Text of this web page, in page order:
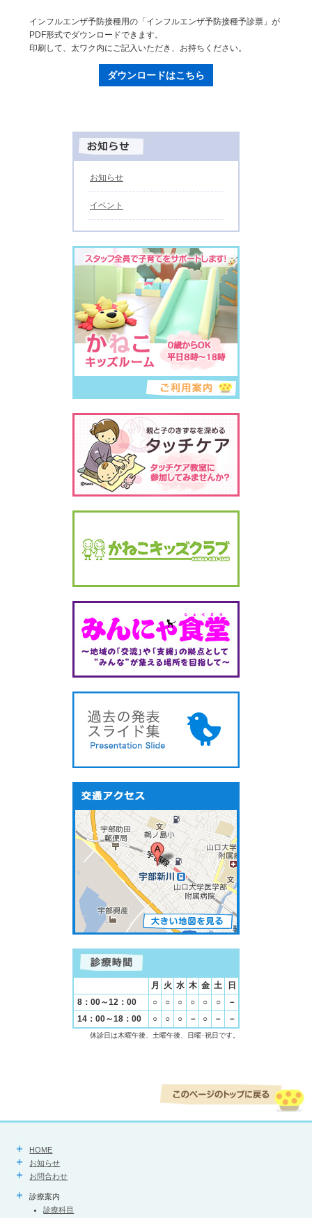
インフルエンザ予防接種用の「インフルエンザ予防接種予診票」が
PDF形式でダウンロードできます。
印刷して、太ワク内にご記入いただき、お持ちください。
ダウンロードはこちら
お知らせ
イベント
月 火 水 木 金 土
日
8：00～12：00
○ ○ ○ ○ ○ ○
－
14：00～18：00
○ ○ ○ － ○ － －
休診日は木曜午後、土曜午後、日曜･祝日です。
HOME
お知らせ
お問合わせ
診療案内
診療科目